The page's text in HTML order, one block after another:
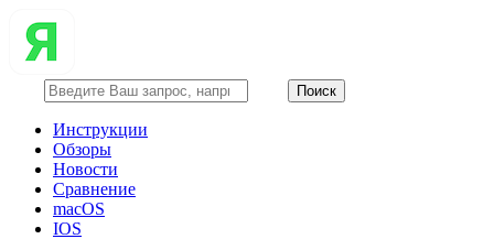
Инструкции
Обзоры
Новости
Сравнение
macOS
IOS